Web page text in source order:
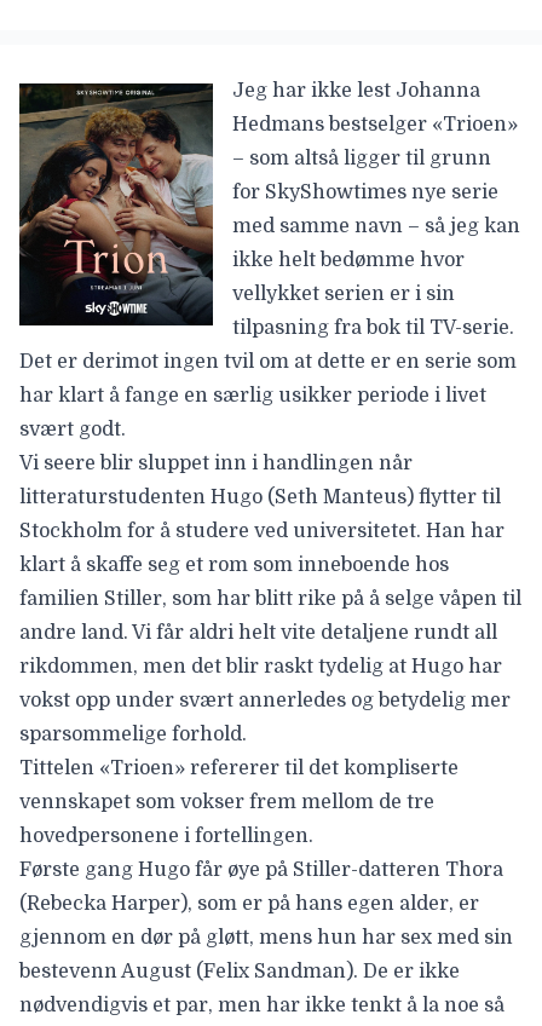
Jeg har ikke lest Johanna
Hedmans bestselger «Trioen»
– som altså ligger til grunn
for SkyShowtimes nye serie
med samme navn – så jeg kan
ikke helt bedømme hvor
vellykket serien er i sin
tilpasning fra bok til TV-serie.
Det er derimot ingen tvil om at dette er en serie som
har klart å fange en særlig usikker periode i livet
svært godt.
Vi seere blir sluppet inn i handlingen når
litteraturstudenten Hugo (Seth Manteus) flytter til
Stockholm for å studere ved universitetet. Han har
klart å skaffe seg et rom som inneboende hos
familien Stiller, som har blitt rike på å selge våpen til
andre land. Vi får aldri helt vite detaljene rundt all
rikdommen, men det blir raskt tydelig at Hugo har
vokst opp under svært annerledes og betydelig mer
sparsommelige forhold.
Tittelen «Trioen» refererer til det kompliserte
vennskapet som vokser frem mellom de tre
hovedpersonene i fortellingen.
Første gang Hugo får øye på Stiller-datteren Thora
(Rebecka Harper), som er på hans egen alder, er
gjennom en dør på gløtt, mens hun har sex med sin
bestevenn August (Felix Sandman). De er ikke
nødvendigvis et par, men har ikke tenkt å la noe så